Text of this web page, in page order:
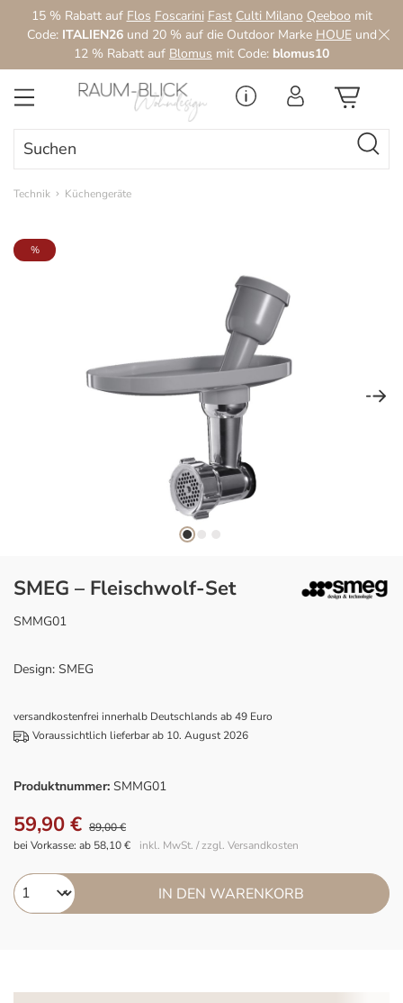
Zum Hauptinhalt springen
15 % Rabatt auf Flos Foscarini Fast Culti Milano Qeeboo mit
Code: ITALIEN26und 20 % auf die Outdoor Marke HOUEund
12 % Rabatt auf Blomus mit Code: blomus10
Technik Küchengeräte
Bildergalerie überspringen
%
SMEG – Fleischwolf-Set
SMMG01
Design: SMEG
versandkostenfrei innerhalb Deutschlands ab 49 Euro
Voraussichtlich lieferbar ab 10. August 2026
Produktnummer: SMMG01
59,90 € 89,00 €
inkl. MwSt. / zzgl. Versandkosten
bei Vorkasse: ab 58,10 €
IN DEN WARENKORB